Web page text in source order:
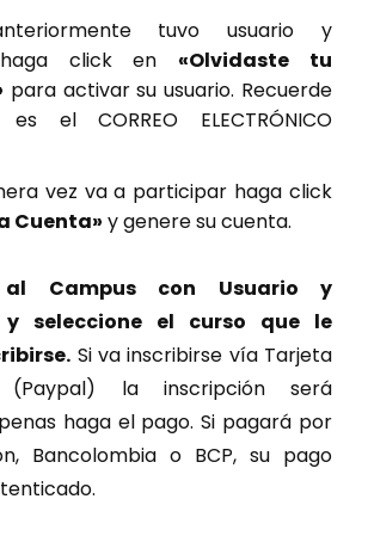
tuvo usuario y
haga click en «Olvidaste tu
para activar su usuario. Recuerde
es el CORREO ELECTRÓNICO
vez va a participar haga click
Cuenta» y genere su cuenta.
Campus con Usuario y
y seleccione el curso que le
Si va inscribirse vía Tarjeta
la inscripción será
haga el pago. Si pagará por
Bancolombia o BCP, su pago